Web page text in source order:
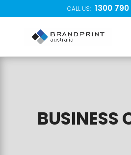
CALL US: 1300
BUSINESS